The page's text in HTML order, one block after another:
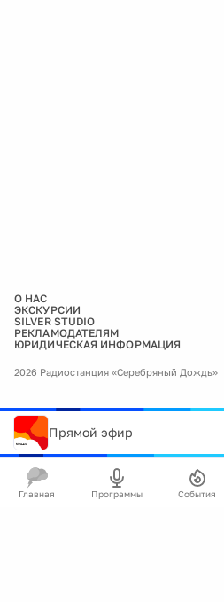
О НАС
ЭКСКУРСИИ
SILVER STUDIO
РЕКЛАМОДАТЕЛЯМ
ЮРИДИЧЕСКАЯ ИНФОРМАЦИЯ
2026 Радиостанция «Серебряный Дождь»
Прямой эфир
Главная Программы События